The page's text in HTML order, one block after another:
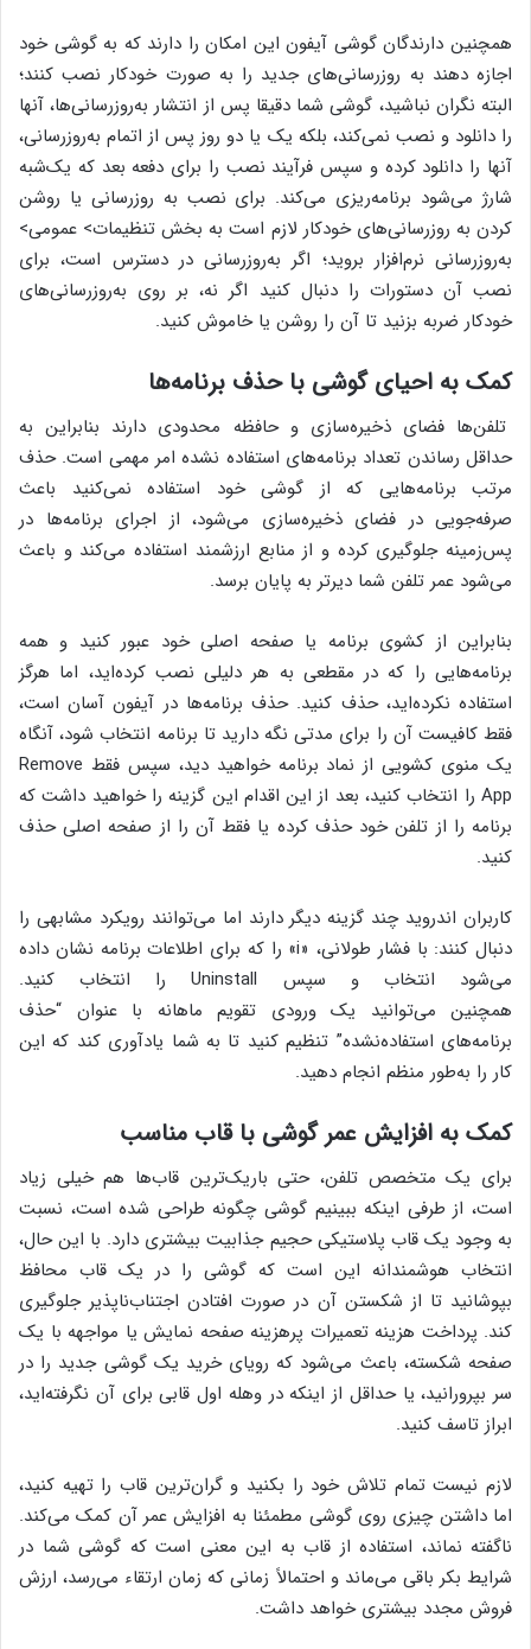
همچنین دارندگان گوشی آیفون این امکان را دارند که به گوشی خود
اجازه دهند به روزرسانی‌های جدید را به صورت خودکار نصب کنند؛
البته نگران نباشید، گوشی شما دقیقا پس از انتشار به‌روزرسانی‌ها، آنها
را دانلود و نصب نمی‌کند، بلکه یک یا دو روز پس از اتمام به‌روزرسانی،
آنها را دانلود ‌کرده و سپس فرآیند نصب را برای دفعه بعد که یک‌شبه
شارژ می‌شود برنامه‌ریزی می‌کند. برای نصب به روزرسانی یا روشن
کردن به روزرسانی‌های خودکار لازم است به بخش تنظیمات> عمومی>
به‌روزرسانی نرم‌افزار بروید؛ اگر به‌روزرسانی در دسترس است، برای
نصب آن دستورات را دنبال کنید اگر نه، بر روی به‌روزرسانی‌های
خودکار ضربه بزنید تا آن را روشن یا خاموش کنید.
کمک به احیای گوشی با حذف برنامه‌ها
تلفن‌ها فضای ذخیره‌سازی و حافظه محدودی دارند بنابراین به
حداقل رساندن تعداد برنامه‌های استفاده نشده امر مهمی است. حذف
مرتب برنامه‌هایی که از گوشی خود استفاده نمی‌کنید باعث
صرفه‌جویی در فضای ذخیره‌سازی می‌شود، از اجرای برنامه‌ها در
پس‌زمینه جلوگیری کرده و از منابع ارزشمند استفاده می‌کند و باعث
می‌شود عمر تلفن شما دیرتر به پایان برسد.
بنابراین از کشوی برنامه یا صفحه اصلی خود عبور کنید و همه
برنامه‌هایی را که در مقطعی به هر دلیلی نصب کرده‌اید، اما هرگز
استفاده نکرده‌اید، حذف کنید. حذف برنامه‌ها در آیفون آسان است،
فقط کافیست آن را برای مدتی نگه دارید تا برنامه انتخاب شود، آنگاه
یک منوی کشویی از نماد برنامه خواهید دید، سپس فقط Remove
App را انتخاب کنید، بعد از این اقدام این گزینه را خواهید داشت که
برنامه را از تلفن خود حذف کرده یا فقط آن را از صفحه اصلی حذف
کنید.
کاربران اندروید چند گزینه دیگر دارند اما می‌توانند رویکرد مشابهی را
دنبال کنند: با فشار طولانی، «i» را که برای اطلاعات برنامه نشان داده
می‌شود انتخاب و سپس Uninstall را انتخاب کنید.
همچنین می‌توانید یک ورودی تقویم ماهانه با عنوان “حذف
برنامه‌های استفاده‌نشده” تنظیم کنید تا به شما یادآوری کند که این
کار را به‌طور منظم انجام دهید.
کمک به افزایش عمر گوشی با قاب مناسب
برای یک متخصص تلفن، حتی باریک‌ترین قاب‌ها هم خیلی زیاد
است، از طرفی اینکه ببینیم گوشی چگونه طراحی شده است، نسبت
به وجود یک قاب پلاستیکی حجیم جذابیت بیشتری دارد. با این حال،
انتخاب هوشمندانه این است که گوشی را در یک قاب محافظ
بپوشانید تا از شکستن آن در صورت افتادن اجتناب‌ناپذیر جلوگیری
کند. پرداخت هزینه تعمیرات پرهزینه صفحه نمایش یا مواجهه با یک
صفحه شکسته، باعث می‌شود که رویای خرید یک گوشی جدید را در
سر بپرورانید، یا حداقل از اینکه در وهله اول قابی برای آن نگرفته‌اید،
ابراز تاسف کنید.
لازم نیست تمام تلاش خود را بکنید و گران‌ترین قاب را تهیه کنید،
اما داشتن چیزی روی گوشی مطمئنا به افزایش عمر آن کمک می‌کند.
ناگفته نماند، استفاده از قاب به این معنی است که گوشی شما در
شرایط بکر باقی می‌ماند و احتمالاً زمانی که زمان ارتقاء می‌رسد، ارزش
فروش مجدد بیشتری خواهد داشت.